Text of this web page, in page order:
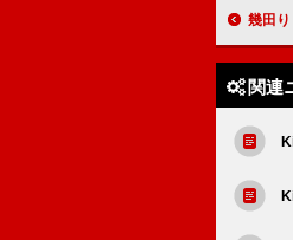
幾田りら、
関連